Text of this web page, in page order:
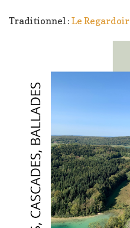
Traditionnel : Le Regardoir